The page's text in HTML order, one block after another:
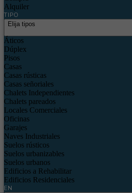
Alquiler
TIPO
Elija tipos
Áticos
Dúplex
Pisos
Casas
Casas rústicas
Casas señoriales
Chalets Independientes
Chalets pareados
Locales Comerciales
Oficinas
Garajes
Naves Industriales
Suelos rústicos
Suelos urbanizables
Suelos urbanos
Edificios a Rehabilitar
Edificios Residenciales
EN